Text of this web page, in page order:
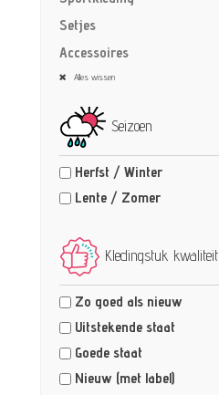
Setjes
Accessoires
Alles wissen
Seizoen
Herfst / Winter
Lente / Zomer
Kledingstuk kwaliteit
Zo goed als nieuw
Uitstekende staat
Goede staat
Nieuw (met label)